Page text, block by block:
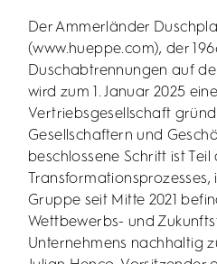
Der Ammerländer
(www.hueppe.com), der
Duschabtrennungen auf
wird zum 1. Januar 2025
Vertriebsgesellschaft
Gesellschaftern und
beschlossene Schritt ist
Gruppe seit Mitte 2021
Wettbewerbs- und
Unternehmens nachhaltig